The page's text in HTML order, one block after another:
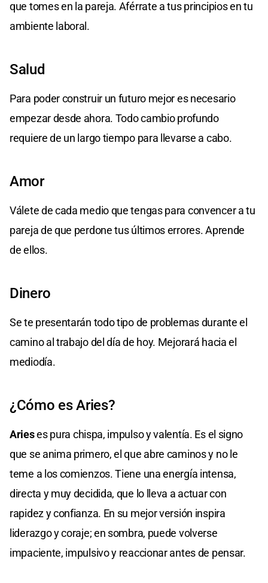
que tomes en la pareja. Aférrate a tus principios en tu
ambiente laboral.
Salud
Para poder construir un futuro mejor es necesario
empezar desde ahora. Todo cambio profundo
requiere de un largo tiempo para llevarse a cabo.
Amor
Válete de cada medio que tengas para convencer a tu
pareja de que perdone tus últimos errores. Aprende
de ellos.
Dinero
Se te presentarán todo tipo de problemas durante el
camino al trabajo del día de hoy. Mejorará hacia el
mediodía.
¿Cómo es Aries?
Arieses pura chispa, impulso y valentía. Es el signo
que se anima primero, el que abre caminos y no le
teme a los comienzos. Tiene una energía intensa,
directa y muy decidida, que lo lleva a actuar con
rapidez y confianza. En su mejor versión inspira
liderazgo y coraje; en sombra, puede volverse
impaciente, impulsivo y reaccionar antes de pensar.